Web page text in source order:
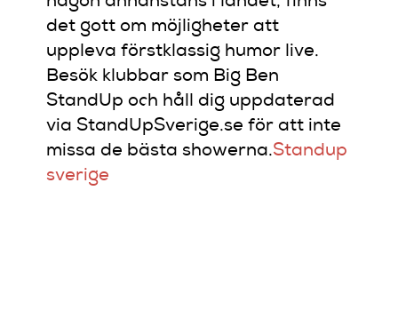
det gott om möjligheter att
uppleva förstklassig humor live.
Besök klubbar som Big Ben
StandUp och håll dig uppdaterad
via StandUpSverige.se för att inte
missa de bästa showerna.Standup
sverige